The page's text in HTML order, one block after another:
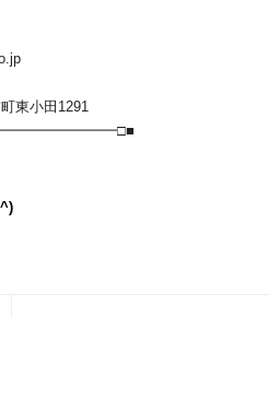
東小田1291